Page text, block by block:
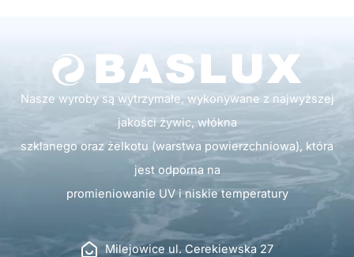
Nasze wyroby są wytrzymałe, wykonywane z najwyższej
jakości żywic, włókna
szklanego oraz żelkotu (warstwa powierzchniowa), która
jest odporna na
promieniowanie UV i niskie temperatury
Milejowice ul. Cerekiewska 27